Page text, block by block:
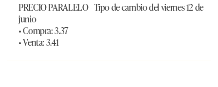
PRECIO PARALELO- Tipo de cambio del viernes 12 de
junio
• Compra:3.37
• Venta:3.41